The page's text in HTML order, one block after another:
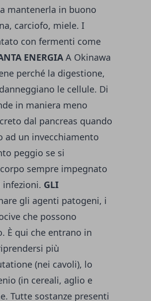
mantenerla in buono
carciofo, miele. I
con fermenti come
ENERGIAA Okinawa
perché la digestione,
le cellule. Di
in maniera meno
dal pancreas quando
ad un invecchiamento
peggio se si
sempre impegnato
infezioni. GLI
gli agenti patogeni, i
che possono
È qui che entrano in
più
(nei cavoli), lo
(in cereali, aglio e
Tutte sostanze presenti